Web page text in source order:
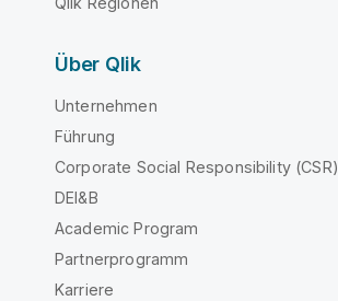
Über Qlik
Unternehmen
Führung
Corporate Social Responsibility (CSR)
DEI&B
Academic Program
Partnerprogramm
Karriere